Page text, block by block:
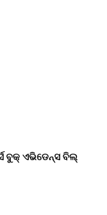
ବୁକ୍ ଏଭିଡେନ୍ସ ବିଲ୍